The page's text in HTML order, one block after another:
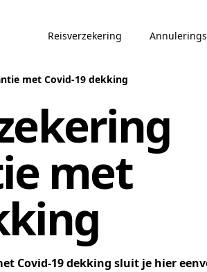
Reisverzekering
met Covid-19 dekking
met
Covid-19 dekking sluit je hier